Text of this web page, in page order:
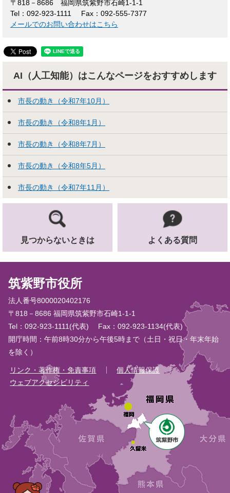
〒818－8686
福岡県筑紫野市石崎1-1-1
Tel：092-923-1111
Fax：092-555-7377
メールでのお問い合わせはこちら
AI（人工知能）はこんなページをおすすめします
市長の動き（令和7年10月）
市長の動き（令和8年1月）
市長の動き（令和8年7月）
市長の動き（令和8年5月）
市長の動き（令和7年11月）
見つからないときは よくある質問
筑紫野市役所
法人番号8000020402176
〒818－8686 福岡県筑紫野市石崎1-1-1
Tel：092-923-1111(代表)
Fax：092-923-1134(代表)
開庁時間：午前8時30分から午後5時まで（土日・祝日・年末年始
を除く）
リンク・著作権・免責事項
個人情報保護
ウェブアクセシビリティ